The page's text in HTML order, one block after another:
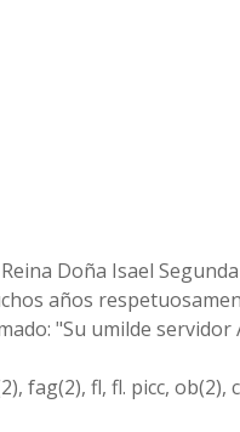
Doña Isael
años
"Su umilde
fag(2), fl, fl. picc, ob(2),